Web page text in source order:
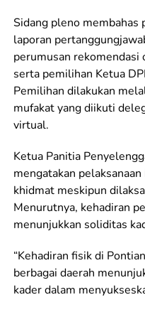
Sidang pleno membahas
laporan
perumusan rekomendasi
serta pemilihan Ketua
Pemilihan dilakukan
mufakat yang diikuti
virtual.
Ketua Panitia
mengatakan
khidmat meskipun
Menurutnya, kehadiran
menunjukkan soliditas
“Kehadiran fisik di
berbagai daerah
kader dalam